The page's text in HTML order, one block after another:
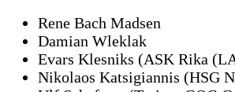
Rene Bach Madsen
Damian Wleklak
Evars Klesniks (ASK Rika
Nikolaos Katsigiannis (HSG